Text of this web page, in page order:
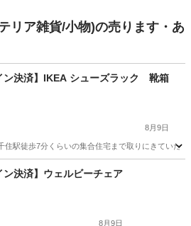
リア雑貨/小物)の売ります・あ
【オンライン決済】IKEA シューズラック 靴箱
8月9日
住駅徒歩7分くらいの集合住宅まで取りにきていた
収納家具 シューズラック
ン決済】ウェルビーチェア
8月9日